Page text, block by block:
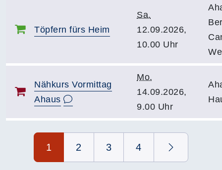
Töpfern fürs Heim
Sa.
12.09.2026,
10.00 Uhr
Nähkurs Vormittag
Ahaus
Mo.
14.09.2026,
9.00 Uhr
1 2 3 4